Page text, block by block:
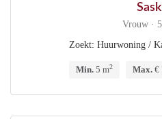
Vrouw ·
Zoekt: Huurwoning /
Min. 5 m2 Max. €